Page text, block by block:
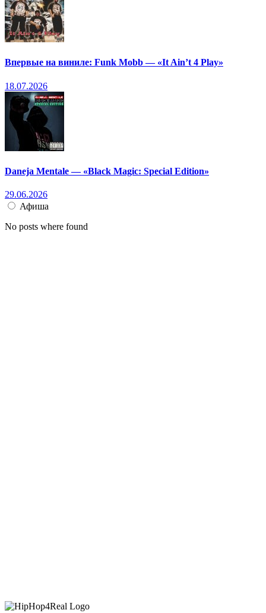
Впервые на виниле: Funk Mobb — «It Ain’t 4 Play»
18.07.2026
Daneja Mentale — «Black Magic: Special Edition»
29.06.2026
Афиша
No posts where found